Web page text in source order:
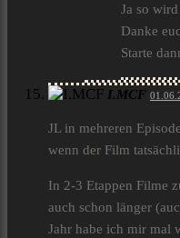
Ja so
Danke
Starte
I.MCF
JL in mehreren
wenn der Film
In 2-3 Etappen Filme
auch schon länger
Jahr habe ich mir mal